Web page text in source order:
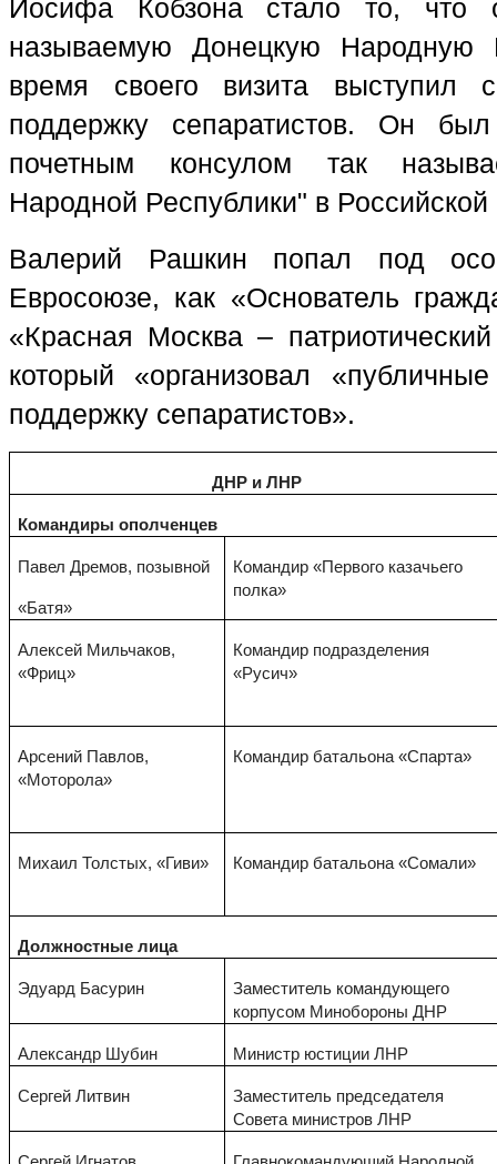
Иосифа Кобзона стало то, что
называемую Донецкую Народную
время своего визита выступил
поддержку сепаратистов. Он
почетным консулом так
Народной Республики" в
Валерий Рашкин попал под
Евросоюзе, как «Основатель
«Красная Москва –
который «организовал
поддержку сепаратистов».
ДНР и ЛНР
Командиры ополченцев
Павел Дремов, позывной
«Батя»
Командир «Первого казачьего
полка»
Алексей Мильчаков,
«Фриц»
Командир подразделения
«Русич»
Арсений Павлов,
«Моторола»
Командир батальона «Спарта»
Михаил Толстых, «Гиви» Командир батальона «Сомали»
Должностные лица
Эдуард Басурин
Заместитель командующего
корпусом Минобороны ДНР
Александр Шубин Министр юстиции ЛНР
Сергей Литвин
Заместитель председателя
Совета министров ЛНР